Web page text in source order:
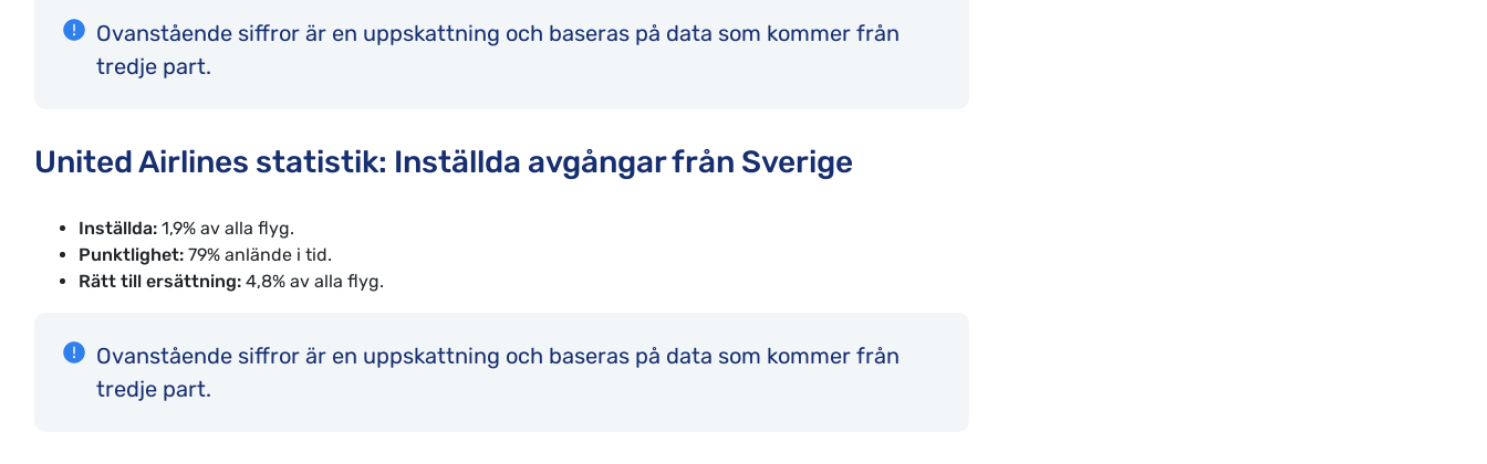
Ovanstående siffror är en uppskattning och baseras på data som kommer från
tredje part.
United Airlines statistik: Inställda avgångar från Sverige
Inställda: 1,9% av alla flyg.
Punktlighet: 79% anlände i tid.
Rätt till ersättning: 4,8% av alla flyg.
Ovanstående siffror är en uppskattning och baseras på data som kommer från
tredje part.